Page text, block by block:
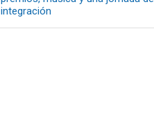
integración